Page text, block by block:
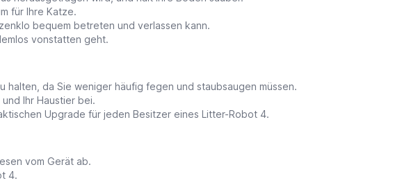
für Ihre Katze.
bequem betreten und verlassen kann.
vonstatten geht.
da Sie weniger häufig fegen und staubsaugen müssen.
Ihr Haustier bei.
Upgrade für jeden Besitzer eines Litter-Robot 4.
vom Gerät ab.
4.